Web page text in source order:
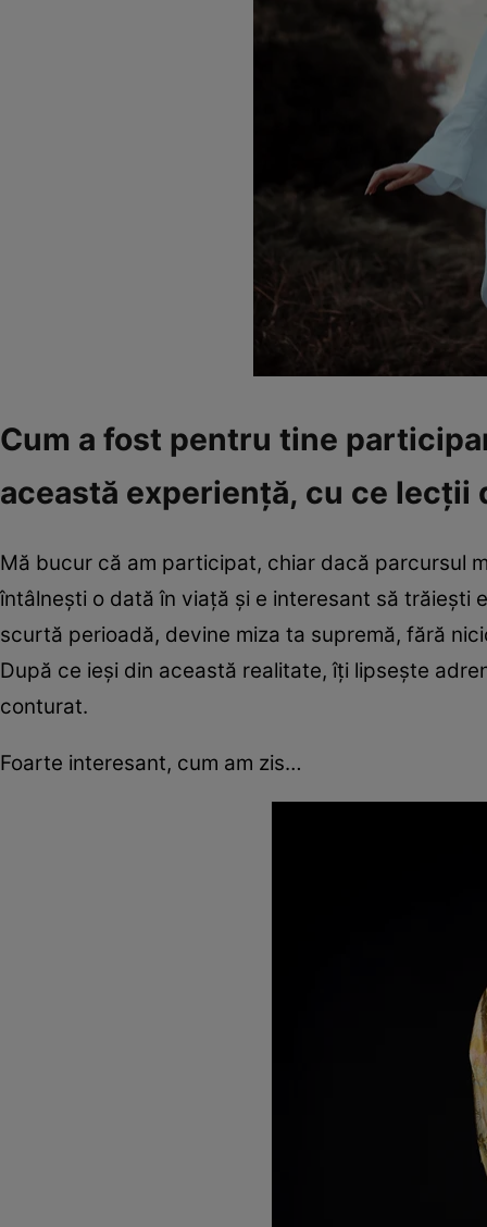
Cum a fost pentru tine
această experiență, cu ce lecții
Mă bucur că am participat, chiar dacă parcursul
întâlnești o dată în viață și e interesant să
scurtă perioadă, devine miza ta supremă, fără
După ce ieși din această realitate, îți lipsește
conturat.
Foarte interesant, cum am zis…